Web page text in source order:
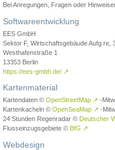
Bei Anregungen, Fragen oder
Softwareentwicklung
EES GmbH
Sektor F, Wirtschaftsgebäude Aufg.re,
Westhafenstraße 1
13353 Berlin
https://ees-gmbh.de/ ↗
Kartenmaterial
Kartendaten © OpenStreetMap ↗ -
Kartenkacheln © OpenSeaMap ↗ -
24 Stunden Regenradar © Deutscher
Flusseinzugsgebiete © BfG ↗
Webdesign